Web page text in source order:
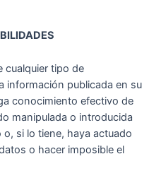
cualquier tipo de
información publicada en su
conocimiento efectivo de
manipulada o introducida
si lo tiene, haya actuado
o hacer imposible el